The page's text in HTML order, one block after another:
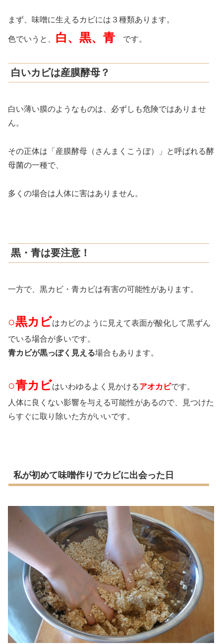
まず、味噌に生えるカビには３種類あります。
色でいうと、 白、黒、青 です。
白いカビは産膜酵母？
白い薄い膜のようなものは、必ずしも危険ではありませ
ん。
その正体は「産膜酵母（さんまくこうぼ）」と呼ばれる酵
母菌の一種で、
多くの場合は人体に害はありません。
黒・青は要注意！
一方で、黒カビ・青カビは有害の可能性があります。
○黒カビはカビのように見えて表面が酸化して黒ずん
でいる場合が多いです。
青カビが黒っぽく見える場合もあります。
○青カビはいわゆるよく見かけるアオカビです。
人体に良くない影響を与える可能性があるので、見つけた
らすぐに取り除いた方がいいです。
私が初めて味噌作りでカビに出会った日